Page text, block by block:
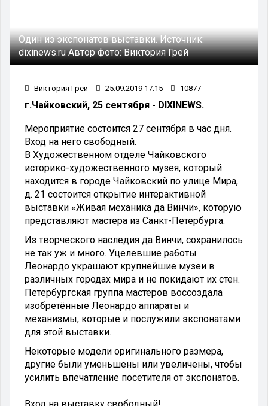
Один из экспонатов выставки.Источник:
dixinews.ruАвтор фото:Виктория Грей
Виктория Грей 25.09.2019 17:15 10877
г.Чайковский, 25 сентября - DIXINEWS.
Мероприятие состоится 27 сентября в час дня.
Вход на него свободный.
В Художественном отделе Чайковского
историко-художественного музея, который
находится в городе Чайковский по улице Мира,
д. 21 состоится открытие интерактивной
выставки «Живая механика да Винчи», которую
представляют мастера из Санкт-Петербурга.
Из творческого наследия да Винчи, сохранилось
не так уж и много. Уцелевшие работы
Леонардо украшают крупнейшие музеи в
различных городах мира и не покидают их стен.
Петербургская группа мастеров воссоздала
изобретённые Леонардо аппараты и
механизмы, которые и послужили экспонатами
для этой выставки.
Некоторые модели оригинального размера,
другие были уменьшены или увеличены, чтобы
усилить впечатление посетителя от экспонатов.